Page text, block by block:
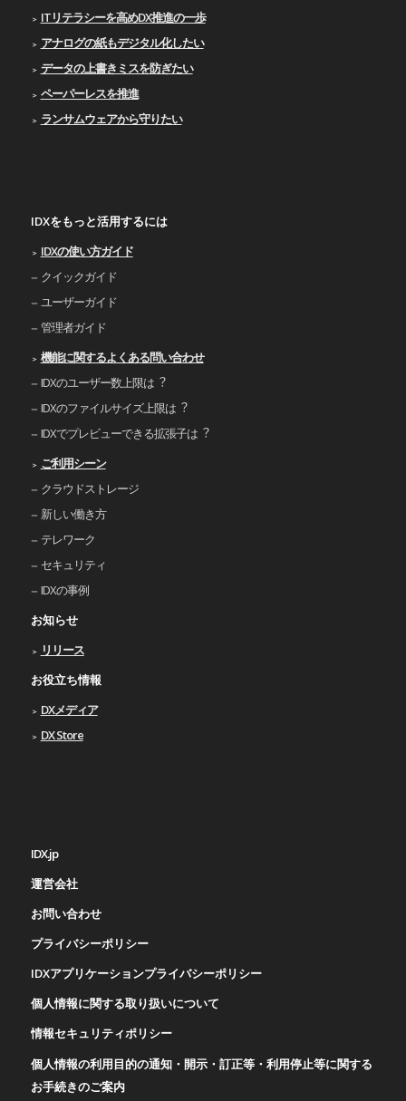
ITリテラシーを高めDX推進の一歩
アナログの紙もデジタル化したい
データの上書きミスを防ぎたい
ペーパーレスを推進
ランサムウェアから守りたい
IDXをもっと活用するには
IDXの使い⽅ガイド
クイックガイド
ユーザーガイド
管理者ガイド
機能に関するよくある問い合わせ
IDXのユーザー数上限は︖
IDXのファイルサイズ上限は︖
IDXでプレビューできる拡張⼦は︖
ご利⽤シーン
クラウドストレージ
新しい働き⽅
テレワーク
セキュリティ
IDXの事例
お知らせ
リリース
お役立ち情報
DXメディア
DX Store
IDX.jp
運営会社
お問い合わせ
プライバシーポリシー
IDXアプリケーションプライバシーポリシー
個人情報に関する取り扱いについて
情報セキュリティポリシー
個人情報の利用目的の通知・開示・訂正等・利用停止等に関する
お手続きのご案内